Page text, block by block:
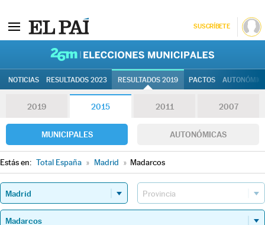
SUSCRÍBETE
NOTICIAS RESULTADOS 2023 RESULTADOS 2019 PACTOS
2019 2015 2011 2007
MUNICIPALES AUTONÓMICAS
Estás en: Total España » Madrid » Madarcos